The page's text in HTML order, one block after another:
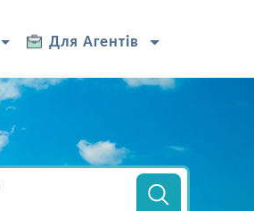
Для Агентів